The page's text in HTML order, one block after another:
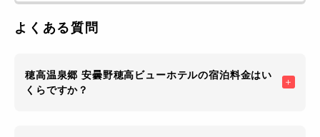
よくある質問
穂高温泉郷 安曇野穂高ビューホテルの宿泊料金はい
くらですか？